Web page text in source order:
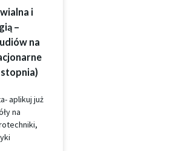
i
–
na
aplikuj już
na